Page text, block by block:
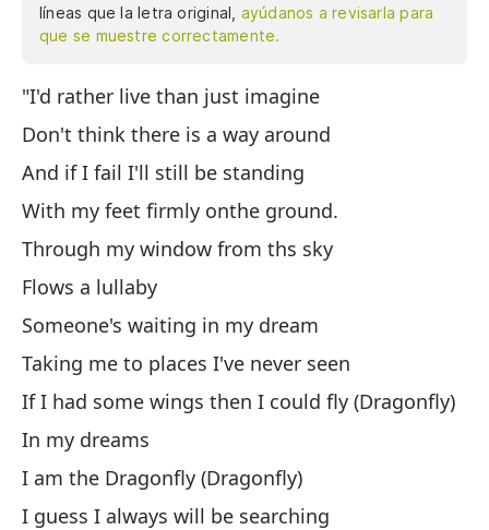
líneas que la letra original, ayúdanos a revisarla para
que se muestre correctamente.
"I'd rather live than just imagine
Don't think there is a way around
And if I fail I'll still be standing
With my feet firmly onthe ground.
Through my window from ths sky
Flows a lullaby
Someone's waiting in my dream
Taking me to places I've never seen
If I had some wings then I could fly (Dragonfly)
In my dreams
I am the Dragonfly (Dragonfly)
I guess I always will be searching